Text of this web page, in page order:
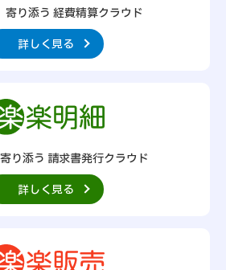
寄り添う 経費精算クラウド
詳しく見る
り添う 請求書発行クラウド
詳しく見る